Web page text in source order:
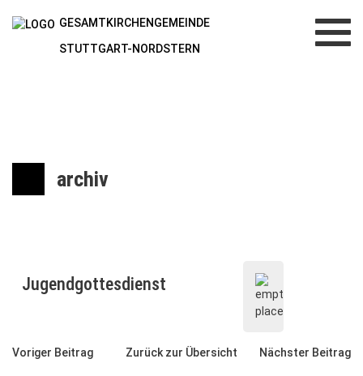
GESAMTKIRCHENGEMEINDE
STUTTGART-NORDSTERN
archiv
Jugendgottesdienst
Voriger Beitrag Zurück zur Übersicht Nächster Beitrag